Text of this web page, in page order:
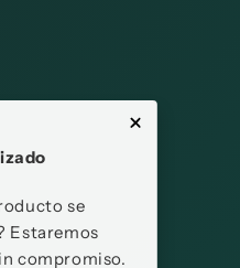
se
Estaremos
compromiso.